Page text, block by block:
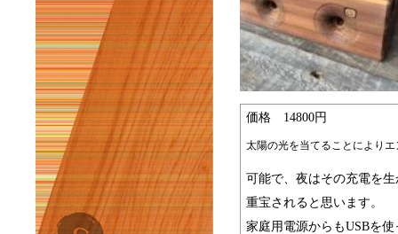
価格 14800円
太陽の光を当てることにより
可能で、夜はその充電を
重宝されると思います。
家庭用電源からもUSBを